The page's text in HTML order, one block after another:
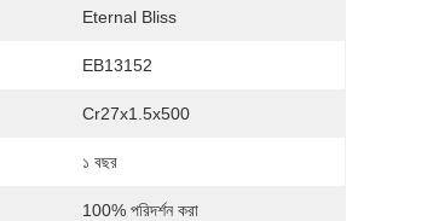
Eternal Bliss
EB13152
Cr27x1.5x500
১ বছর
100% পরিদর্শন করা